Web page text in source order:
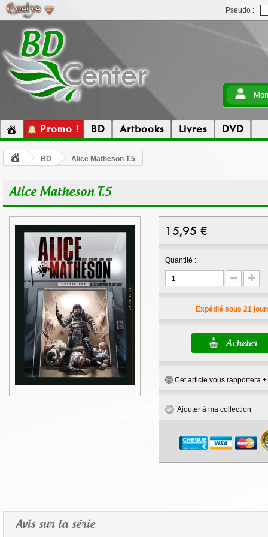
Pseudo :
Promo ! BD Artbooks Livres DVD
BD Alice Matheson T.5
Alice Matheson T.5
15,95 €
Quantité :
Expédié sous 21
Cet article vous rapportera +
Ajouter à ma collection
Avis sur la série